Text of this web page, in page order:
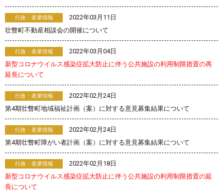
行政・産業情報
2022年03月11日
壮瞥町不動産相談会の開催について
行政・産業情報
2022年03月04日
新型コロナウイルス感染症拡大防止に伴う公共施設の利用制限措置の再
延長について
行政・産業情報
2022年02月24日
第4期壮瞥町地域福祉計画（案）に対する意見募集結果について
行政・産業情報
2022年02月24日
第4期壮瞥町障がい者計画（案）に対する意見募集結果について
行政・産業情報
2022年02月18日
新型コロナウイルス感染症拡大防止に伴う公共施設の利用制限措置の延
長について